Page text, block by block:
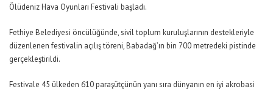
Ölüdeniz Hava Oyunları Festivali başladı.
Fethiye Belediyesi öncülüğünde, sivil toplum kuruluşlarının destekleriyle
düzenlenen festivalin açılış töreni, Babadağ’ın bin 700 metredeki pistinde
gerçekleştirildi.
Festivale 45 ülkeden 610 paraşütçünün yanı sıra dünyanın en iyi akrobasi